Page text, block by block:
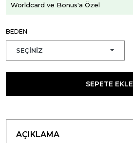
Worldcard ve Bonus'a Özel
BEDEN
SEPETE EKLE
AÇIKLAMA